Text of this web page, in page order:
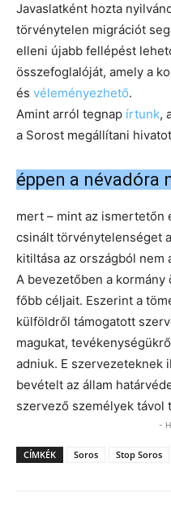
Javaslatként hozta
törvénytelen migrációt
elleni újabb fellépést
összefoglalóját, amely a
és véleményezhető.
Amint arról tegnap írtunk,
a Sorost megállítani
éppen a névadóra
mert – mint az ismertetőn
csinált törvénytelenséget
kitiltása az országból nem
A bevezetőben a
főbb céljait. Eszerint a
külföldről támogatott
magukat,
adniuk. E szervezeteknek
bevételt az állam
szervező személyek
-
CÍMKÉK Soros Stop Soros